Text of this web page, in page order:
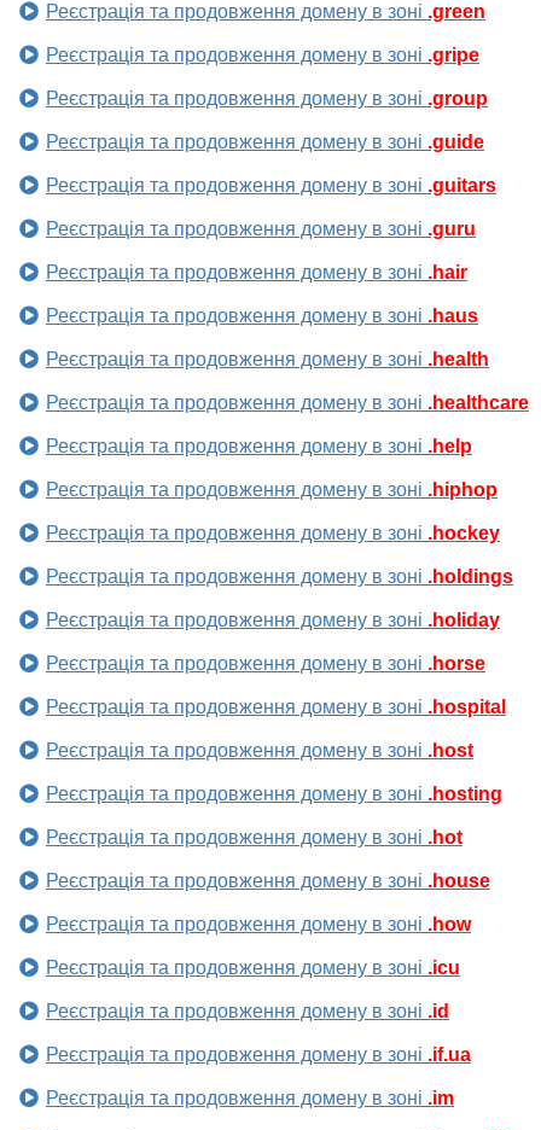
Реєстрація та продовження домену в зоні .green
Реєстрація та продовження домену в зоні .gripe
Реєстрація та продовження домену в зоні .group
Реєстрація та продовження домену в зоні .guide
Реєстрація та продовження домену в зоні .guitars
Реєстрація та продовження домену в зоні .guru
Реєстрація та продовження домену в зоні .hair
Реєстрація та продовження домену в зоні .haus
Реєстрація та продовження домену в зоні .health
Реєстрація та продовження домену в зоні .healthcare
Реєстрація та продовження домену в зоні .help
Реєстрація та продовження домену в зоні .hiphop
Реєстрація та продовження домену в зоні .hockey
Реєстрація та продовження домену в зоні .holdings
Реєстрація та продовження домену в зоні .holiday
Реєстрація та продовження домену в зоні .horse
Реєстрація та продовження домену в зоні .hospital
Реєстрація та продовження домену в зоні .host
Реєстрація та продовження домену в зоні .hosting
Реєстрація та продовження домену в зоні .hot
Реєстрація та продовження домену в зоні .house
Реєстрація та продовження домену в зоні .how
Реєстрація та продовження домену в зоні .icu
Реєстрація та продовження домену в зоні .id
Реєстрація та продовження домену в зоні .if.ua
Реєстрація та продовження домену в зоні .im